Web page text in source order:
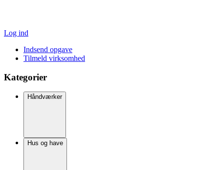
Log ind
Indsend opgave
Tilmeld virksomhed
Kategorier
Håndværker
Hus og have